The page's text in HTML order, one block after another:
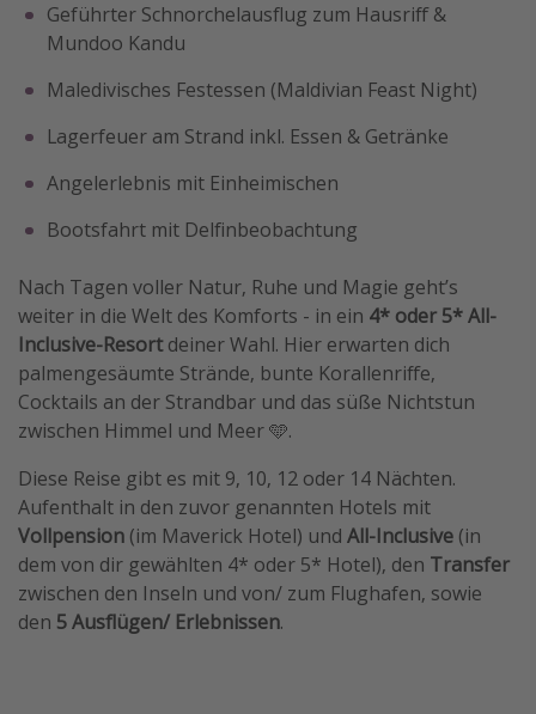
Geführter Schnorchelausflug zum Hausriff &
Mundoo Kandu
Maledivisches Festessen (Maldivian Feast Night)
Lagerfeuer am Strand inkl. Essen & Getränke
Angelerlebnis mit Einheimischen
Bootsfahrt mit Delfinbeobachtung
Nach Tagen voller Natur, Ruhe und Magie geht’s
weiter in die Welt des Komforts - in ein 4* oder 5* All-
Inclusive-Resortdeiner Wahl. Hier erwarten dich
palmengesäumte Strände, bunte Korallenriffe,
Cocktails an der Strandbar und das süße Nichtstun
zwischen Himmel und Meer 🩵.
Diese Reise gibt es mit 9, 10, 12 oder 14 Nächten.
Aufenthalt in den zuvor genannten Hotels mit
Vollpension (im Maverick Hotel) und All-Inclusive (in
dem von dir gewählten 4* oder 5* Hotel), den Transfer
zwischen den Inseln und von/ zum Flughafen, sowie
den 5 Ausflügen/ Erlebnissen.